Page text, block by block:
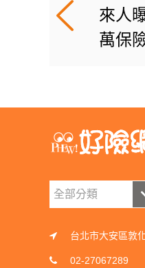
來人
萬保
台北市大安區敦
02-27067289